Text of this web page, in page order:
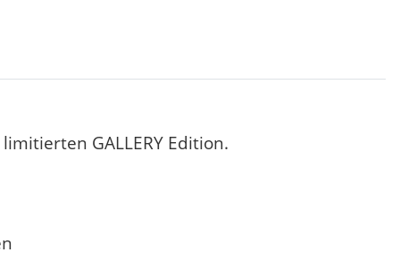
GALLERY Edition.